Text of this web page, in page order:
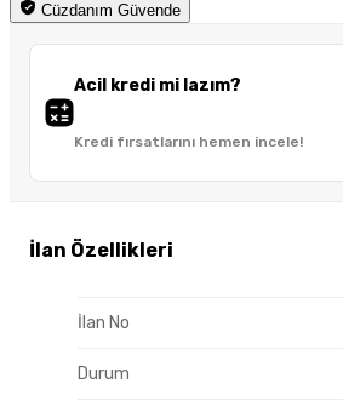
Cüzdanım Güvende
Acil kredi mi lazım?
Kredi fırsatlarını hemen incele!
İlan Özellikleri
İlan No
Durum